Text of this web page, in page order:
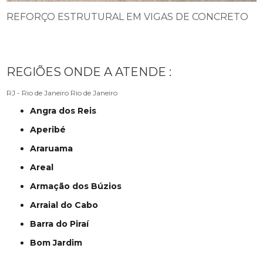
REFORÇO ESTRUTURAL EM VIGAS DE CONCRETO
REGIÕES ONDE A ATENDE :
RJ - Rio de Janeiro Rio de Janeiro
Angra dos Reis
Aperibé
Araruama
Areal
Armação dos Búzios
Arraial do Cabo
Barra do Piraí
Bom Jardim